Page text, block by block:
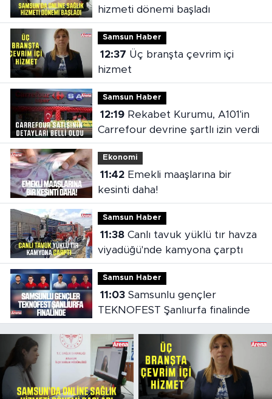
hizmeti dönemi başladı
Samsun Haber
12:37
hizmet
Samsun Haber
12:19Rekabet Kurumu, A101'in
Carrefour devrine şartlı izin verdi
Ekonomi
11:42Emekli maaşlarına bir
kesinti daha!
Samsun Haber
11:38Canlı tavuk yüklü tır havza
viyadüğü'nde kamyona çarptı
Samsun Haber
11:03Samsunlu gençler
TEKNOFEST Şanlıurfa finalinde